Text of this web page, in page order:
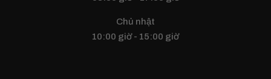
Chủ nhật
10:00 giờ - 15:00 giờ